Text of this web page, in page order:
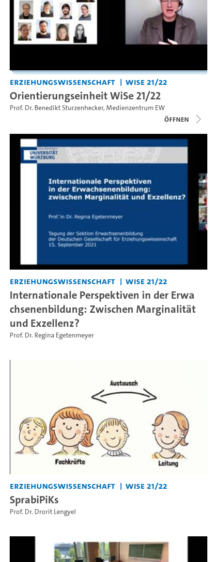
Erziehungswissenschaft WiSe 21/22
Orientierungseinheit WiSe 21/22
Prof. Dr. Benedikt Sturzenhecker,Medienzentrum EW
Öffnen
Erziehungswissenschaft WiSe 21/22
Internationale Perspektiven in der Erwa
chsenenbildung: Zwischen Marginalität
und Exzellenz?
Prof. Dr. Regina Egetenmeyer
Erziehungswissenschaft WiSe 21/22
SprabiPiKs
Prof. Dr. Drorit Lengyel